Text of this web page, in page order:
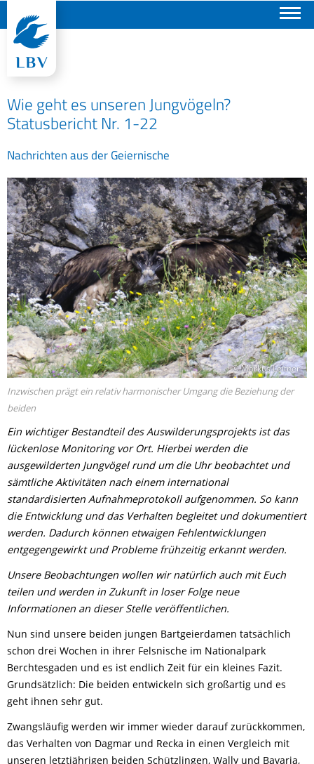
Wie geht es unseren Jungvögeln?
Statusbericht Nr. 1-22
Nachrichten aus der Geiernische
© Markus Leitner
Inzwischen prägt ein relativ harmonischer Umgang die Beziehung der
beiden
Ein wichtiger Bestandteil des Auswilderungsprojekts ist das
lückenlose Monitoring vor Ort. Hierbei werden die
ausgewilderten Jungvögel rund um die Uhr beobachtet und
sämtliche Aktivitäten nach einem international
standardisierten Aufnahmeprotokoll aufgenommen. So kann
die Entwicklung und das Verhalten begleitet und dokumentiert
werden. Dadurch können etwaigen Fehlentwicklungen
entgegengewirkt und Probleme frühzeitig erkannt werden.
Unsere Beobachtungen wollen wir natürlich auch mit Euch
teilen und werden in Zukunft in loser Folge neue
Informationen an dieser Stelle veröffentlichen.
Nun sind unsere beiden jungen Bartgeierdamen tatsächlich
schon drei Wochen in ihrer Felsnische im Nationalpark
Berchtesgaden und es ist endlich Zeit für ein kleines Fazit.
Grundsätzlich: Die beiden entwickeln sich großartig und es
geht ihnen sehr gut.
Zwangsläufig werden wir immer wieder darauf zurückkommen,
das Verhalten von Dagmar und Recka in einen Vergleich mit
unseren letztjährigen beiden Schützlingen, Wally und Bavaria,